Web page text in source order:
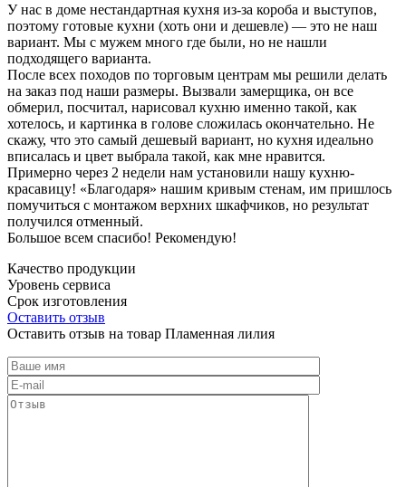
У нас в доме нестандартная кухня из-за короба и выступов,
поэтому готовые кухни (хоть они и дешевле) — это не наш
вариант. Мы с мужем много где были, но не нашли
подходящего варианта.
После всех походов по торговым центрам мы решили делать
на заказ под наши размеры. Вызвали замерщика, он все
обмерил, посчитал, нарисовал кухню именно такой, как
хотелось, и картинка в голове сложилась окончательно. Не
скажу, что это самый дешевый вариант, но кухня идеально
вписалась и цвет выбрала такой, как мне нравится.
Примерно через 2 недели нам установили нашу кухню-
красавицу! «Благодаря» нашим кривым стенам, им пришлось
помучиться с монтажом верхних шкафчиков, но результат
получился отменный.
Большое всем спасибо! Рекомендую!
Качество продукции
Уровень сервиса
Срок изготовления
Оставить отзыв
Оставить отзыв на товар Пламенная лилия